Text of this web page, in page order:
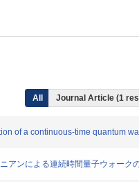
All Journal Article (1
of a continuous-time quantum
アンによる連続時間量子ウォーク